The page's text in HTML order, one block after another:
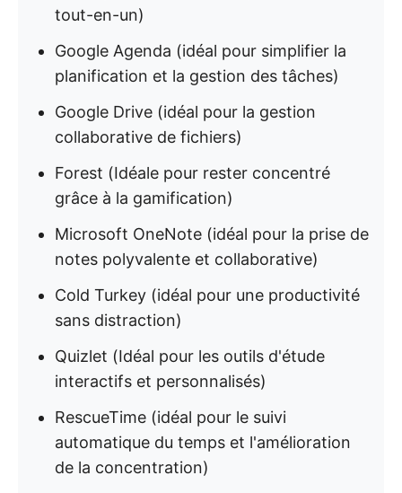
tout-en-un)
Google Agenda (idéal pour simplifier la
planification et la gestion des tâches)
Google Drive (idéal pour la gestion
collaborative de fichiers)
Forest (Idéale pour rester concentré
grâce à la gamification)
Microsoft OneNote (idéal pour la prise de
notes polyvalente et collaborative)
Cold Turkey (idéal pour une productivité
sans distraction)
Quizlet (Idéal pour les outils d'étude
interactifs et personnalisés)
RescueTime (idéal pour le suivi
automatique du temps et l'amélioration
de la concentration)